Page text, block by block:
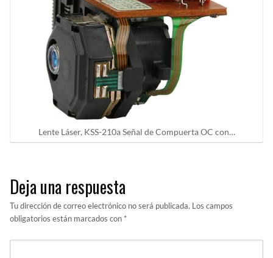
Lente Láser, KSS-210a Señal de Compuerta OC con…
Deja una respuesta
Tu dirección de correo electrónico no será publicada. Los campos
obligatorios están marcados con *